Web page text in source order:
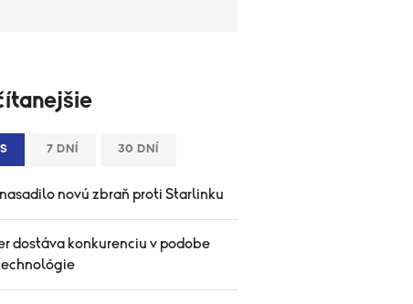
7 DNÍ 30 DNÍ
nasadilo novú zbraň proti Starlinku
dostáva konkurenciu v podobe